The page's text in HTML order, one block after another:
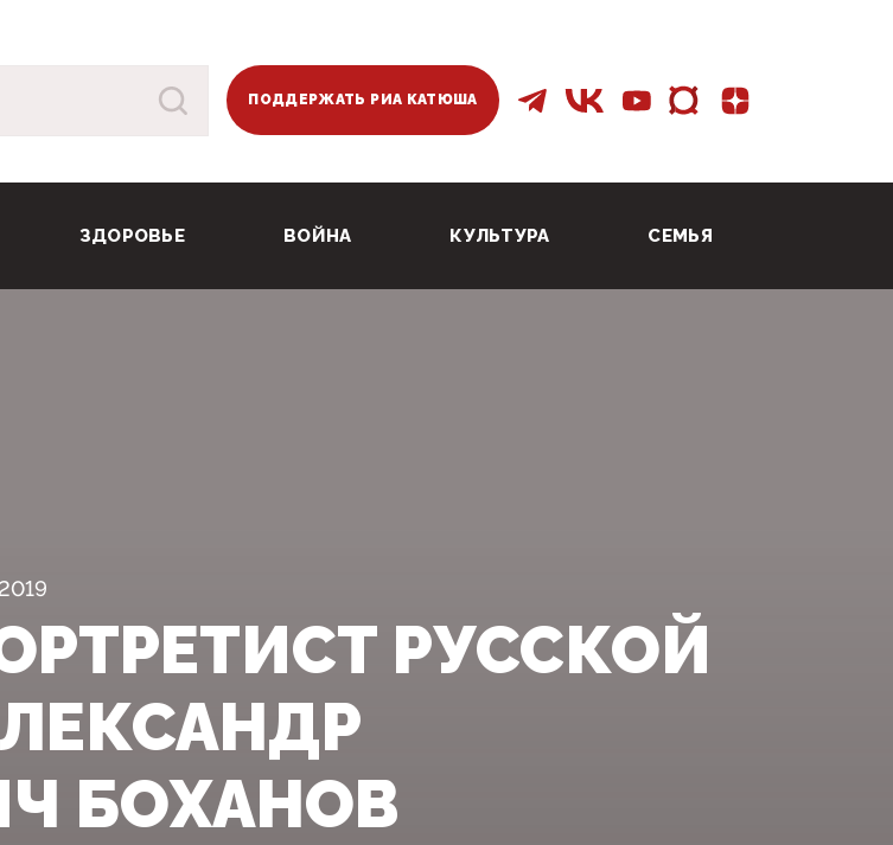
ПОДДЕРЖАТЬ РИА КАТЮША
ЗДОРОВЬЕ ВОЙНА КУЛЬТУРА СЕМЬЯ
РУССКОЙ
БОХАНОВ